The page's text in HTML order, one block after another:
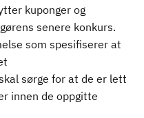
kuponger og
senere konkurs.
som spesifiserer at
sørge for at de er lett
innen de oppgitte